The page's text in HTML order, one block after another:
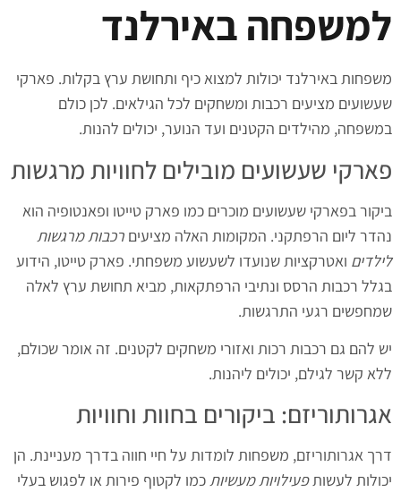
למשפחה באירלנד
משפחות באירלנד יכולות למצוא כיף ותחושת ערץ בקלות. פארקי
שעשועים מציעים רכבות ומשחקים לכל הגילאים. לכן כולם
במשפחה, מהילדים הקטנים ועד הנוער, יכולים להנות.
פארקי שעשועים מובילים לחוויות מרגשות
ביקור בפארקי שעשועים מוכרים כמו פארק טייטו ופאנטופיה הוא
נהדר ליום הרפתקני. המקומות האלה מציעים רכבות מרגשות
לילדים ואטרקציות שנועדו לשעשוע משפחתי. פארק טייטו, הידוע
בגלל רכבות הרסס ונתיבי הרפתקאות, מביא תחושת ערץ לאלה
שמחפשים רגעי התרגשות.
יש להם גם רכבות רכות ואזורי משחקים לקטנים. זה אומר שכולם,
ללא קשר לגילם, יכולים ליהנות.
אגרותוריזם: ביקורים בחוות וחוויות
דרך אגרותוריזם, משפחות לומדות על חיי חווה בדרך מעניינת. הן
יכולות לעשותפעילויות מעשיותכמו לקטוף פירות או לפגוש בעלי